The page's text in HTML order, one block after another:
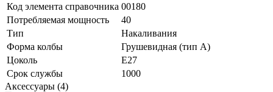
Код элемента справочника 00180
Потребляемая мощность
40
Тип
Накаливания
Форма колбы
Грушевидная (тип A)
Цоколь
E27
Срок службы
1000
Аксессуары (4)